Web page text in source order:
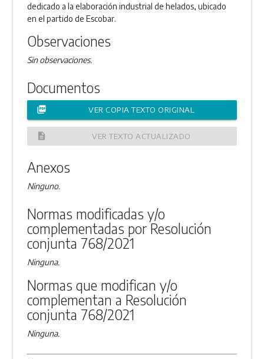
dedicado a la elaboración industrial de helados, ubicado
en el partido de Escobar.
Observaciones
Sin observaciones.
Documentos
picture_as_pdf VER COPIA TEXTO ORIGINAL
description VER TEXTO ACTUALIZADO
Anexos
Ninguno.
Normas modificadas y/o
complementadas por Resolución
conjunta 768/2021
Ninguna.
Normas que modifican y/o
complementan a Resolución
conjunta 768/2021
Ninguna.